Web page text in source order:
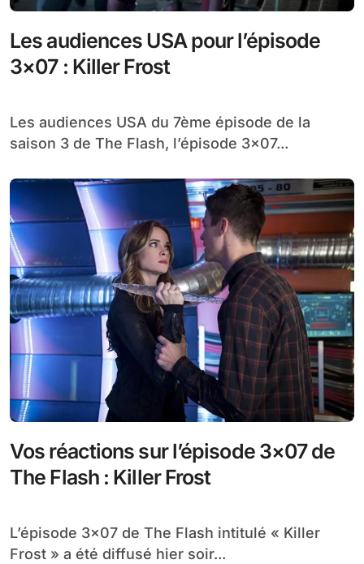
Les audiences USA pour l’épisode
3×07 : Killer Frost
Les audiences USA du 7ème épisode de la
saison 3 de The Flash, l’épisode 3×07...
Vos réactions sur l’épisode 3×07 de
The Flash : Killer Frost
L’épisode 3×07 de The Flash intitulé « Killer
Frost » a été diffusé hier soir...